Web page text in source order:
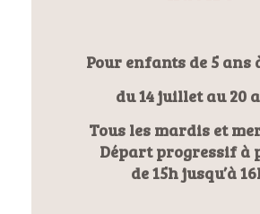
Pour enfants de 5 ans
du 14 juillet au 20
Tous les mardis et
Départ progressif à
de 15h jusqu’à